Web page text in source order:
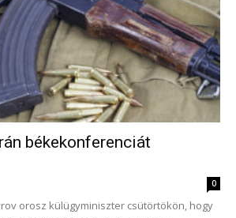
békekonferenciát
0
orosz külügyminiszter csütörtökön, hogy